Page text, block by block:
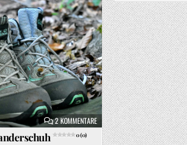
2 KOMMENTAREZU DER RICHTIGE WANDERSCHUH
0 (0)